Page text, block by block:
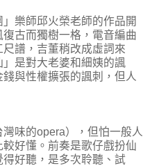
樂師邱火榮老師的作品開
古而獨樹一格，電音編曲
譜，吉董稍改成虛詞來
是對大老婆和細姨的諷
與性權擴張的諷刺，但人
味的opera），但怕一般人
好懂。前奏是歌仔戲扮仙
好聽，是多次聆聽、試